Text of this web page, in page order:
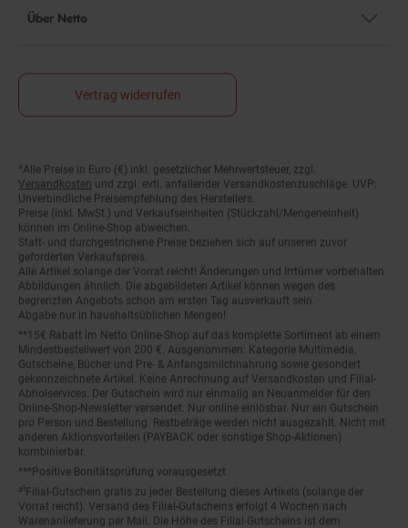
Über Netto
Vertrag widerrufen
Fußnoten
*Alle Preise in Euro (€) inkl. gesetzlicher Mehrwertsteuer, zzgl.
Versandkosten
und zzgl. evtl. anfallender Versandkostenzuschläge. UVP:
Unverbindliche Preisempfehlung des Herstellers.
Preise (inkl. MwSt.) und Verkaufseinheiten (Stückzahl/Mengeneinheit)
können im Online-Shop abweichen.
Statt- und durchgestrichene Preise beziehen sich auf unseren zuvor
geforderten Verkaufspreis.
Alle Artikel solange der Vorrat reicht! Änderungen und Irrtümer vorbehalten.
Abbildungen ähnlich. Die abgebildeten Artikel können wegen des
begrenzten Angebots schon am ersten Tag ausverkauft sein.
Abgabe nur in haushaltsüblichen Mengen!
**15€ Rabatt im Netto Online-Shop auf das komplette Sortiment ab einem
Mindestbestellwert von 200 €. Ausgenommen: Kategorie Multimedia,
Gutscheine, Bücher und Pre- & Anfangsmilchnahrung sowie gesondert
gekennzeichnete Artikel. Keine Anrechnung auf Versandkosten und Filial-
Abholservices. Der Gutschein wird nur einmalig an Neuanmelder für den
Online-Shop-Newsletter versendet. Nur online einlösbar. Nur ein Gutschein
pro Person und Bestellung. Restbeträge werden nicht ausgezahlt. Nicht mit
anderen Aktionsvorteilen (PAYBACK oder sonstige Shop-Aktionen)
kombinierbar.
***Positive Bonitätsprüfung vorausgesetzt
²⁰Filial-Gutschein gratis zu jeder Bestellung dieses Artikels (solange der
Vorrat reicht). Versand des Filial-Gutscheins erfolgt 4 Wochen nach
Warenanlieferung per Mail. Die Höhe des Filial-Gutscheins ist dem